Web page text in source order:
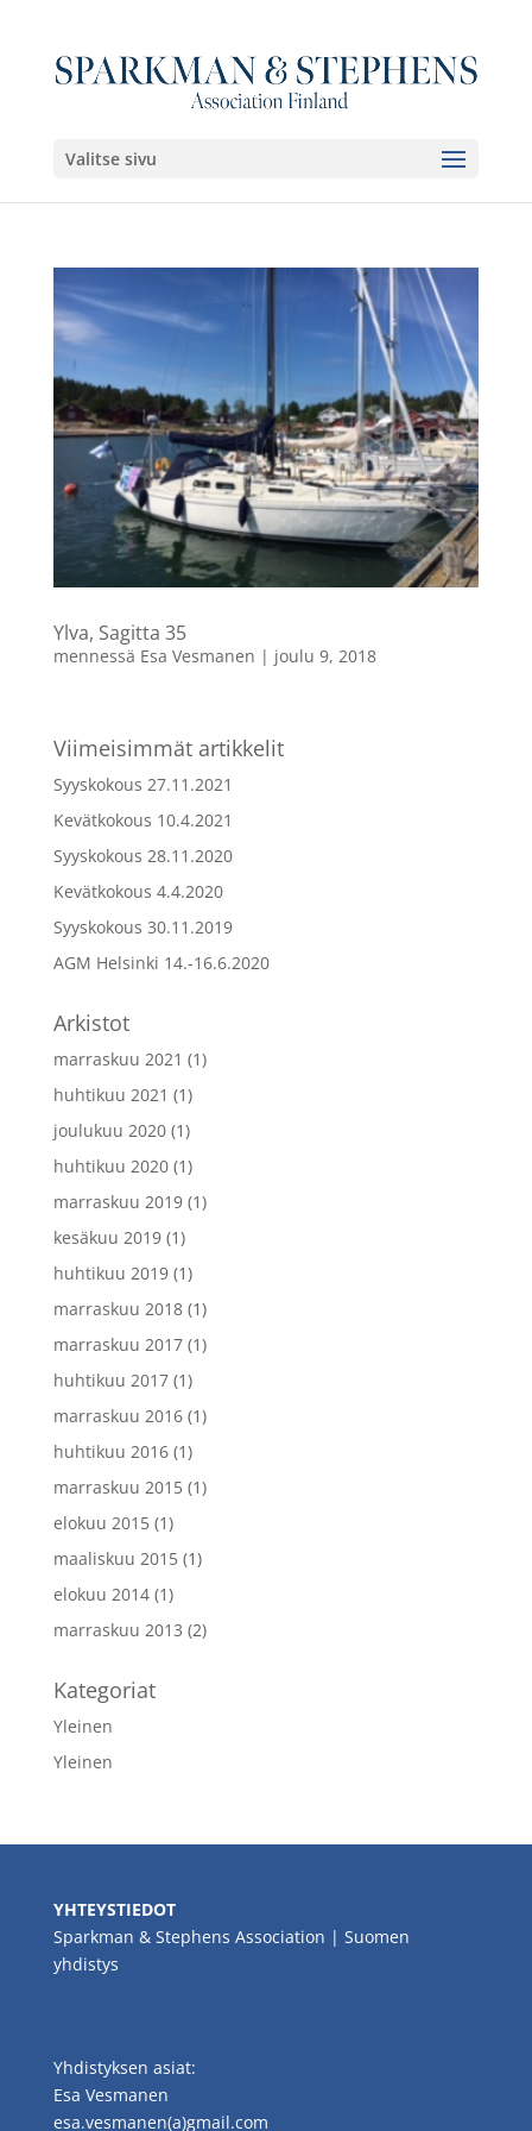
Valitse sivu
Ylva, Sagitta 35
mennessä Esa Vesmanen | joulu 9, 2018
Viimeisimmät artikkelit
Syyskokous 27.11.2021
Kevätkokous 10.4.2021
Syyskokous 28.11.2020
Kevätkokous 4.4.2020
Syyskokous 30.11.2019
AGM Helsinki 14.-16.6.2020
Arkistot
marraskuu 2021 (1)
huhtikuu 2021 (1)
joulukuu 2020(1)
huhtikuu 2020(1)
marraskuu 2019(1)
kesäkuu 2019(1)
huhtikuu 2019(1)
marraskuu 2018(1)
marraskuu 2017(1)
huhtikuu 2017(1)
marraskuu 2016(1)
huhtikuu 2016(1)
marraskuu 2015(1)
elokuu 2015(1)
maaliskuu 2015(1)
elokuu 2014(1)
marraskuu 2013 (2)
Kategoriat
Yleinen
Yleinen
YHTEYSTIEDOT
Sparkman & Stephens Association | Suomen
yhdistys
Yhdistyksen asiat:
Esa Vesmanen
esa.vesmanen(a)gmail.com